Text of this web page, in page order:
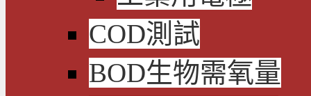
COD測試
BOD生物需氧量